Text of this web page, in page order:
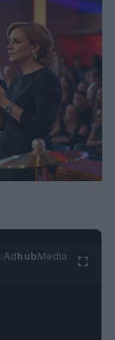
AdhubMedia